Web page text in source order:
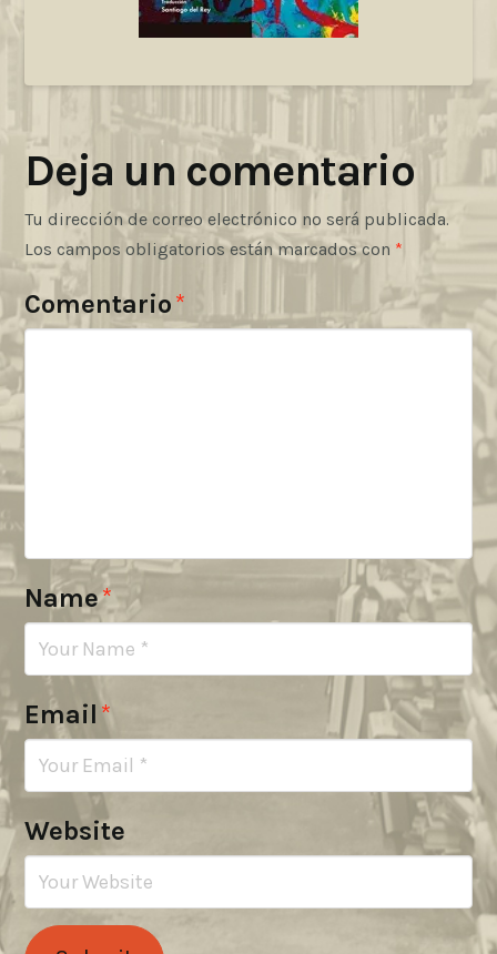
Deja un comentario
Tu dirección de correo electrónico no será publicada.
Los campos obligatorios están marcados con *
Comentario*
Name*
Email*
Website